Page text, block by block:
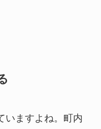
いますよね。町内